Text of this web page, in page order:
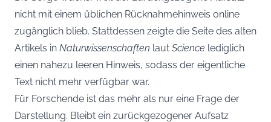
nicht mit einem üblichen Rücknahmehinweis online
zugänglich blieb. Stattdessen zeigte die Seite des alten
Artikels in Naturwissenschaften laut Science lediglich
einen nahezu leeren Hinweis, sodass der eigentliche
Text nicht mehr verfügbar war.
Für Forschende ist das mehr als nur eine Frage der
Darstellung. Bleibt ein zurückgezogener Aufsatz